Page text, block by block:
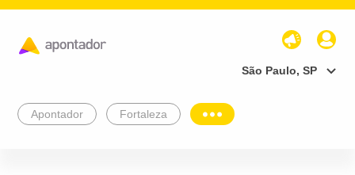
São Paulo, SP
Apontador Fortaleza